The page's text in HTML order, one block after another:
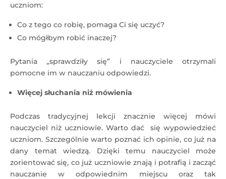
uczniom:
Co z tego co robię, pomaga Ci się uczyć?
Co mógłbym robić inaczej?
Pytania „sprawdziły się” i nauczyciele otrzymali
pomocne im w nauczaniu odpowiedzi.
Więcej słuchania niż mówienia
Podczas tradycyjnej lekcji znacznie więcej mówi
nauczyciel niż uczniowie. Warto dać się wypowiedzieć
uczniom. Szczególnie warto poznać ich opinie, co już na
dany temat wiedzą. Dzięki temu nauczyciel może
zorientować się, co już uczniowie znają i potrafią i zacząć
nauczanie w odpowiednim miejscu oraz tak